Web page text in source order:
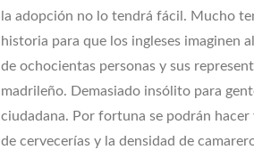
la adopción no lo tendrá fácil. Mucho
historia para que los ingleses imaginen
de ochocientas personas y sus
madrileño. Demasiado insólito para
ciudadana. Por fortuna se podrán
de cervecerías y la densidad de